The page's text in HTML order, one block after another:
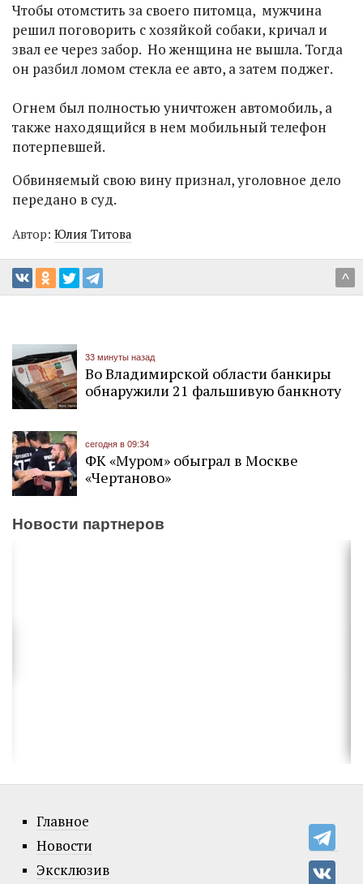
Чтобы отомстить за своего питомца, мужчина
решил поговорить с хозяйкой собаки, кричал и
звал ее через забор. Но женщина не вышла. Тогда
он разбил ломом стекла ее авто, а затем поджег.
Огнем был полностью уничтожен автомобиль, а
также находящийся в нем мобильный телефон
потерпевшей.
Обвиняемый свою вину признал, уголовное дело
передано в суд.
Автор: Юлия Титова
^
33 минуты назад
Во Владимирской области банкиры
обнаружили 21 фальшивую банкноту
сегодня в 09:34
ФК «Муром» обыграл в Москве
«Чертаново»
Новости партнеров
Главное
Новости
Эксклюзив